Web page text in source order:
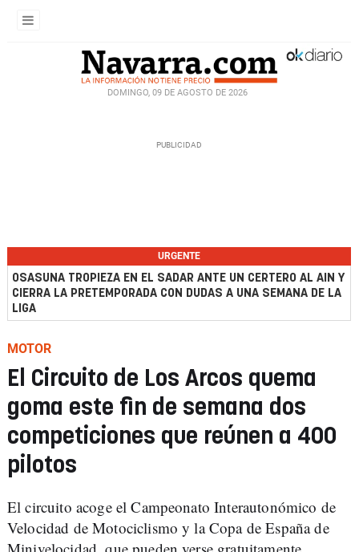
DOMINGO, 09 DE AGOSTO DE 2026
URGENTE
OSASUNA TROPIEZA EN EL SADAR ANTE UN CERTERO AL AIN Y
CIERRA LA PRETEMPORADA CON DUDAS A UNA SEMANA DE LA
LIGA
MOTOR
El Circuito de Los Arcos quema
goma este fin de semana dos
competiciones que reúnen a 400
pilotos
El circuito acoge el Campeonato Interautonómico de
Velocidad de Motociclismo y la Copa de España de